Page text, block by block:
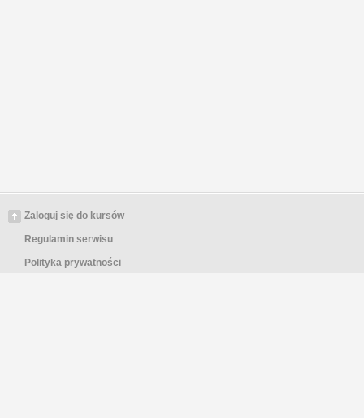
Zaloguj się do kursów
Regulamin serwisu
Polityka prywatności